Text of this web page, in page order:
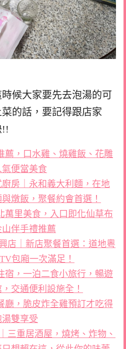
時候大家要先去泡湯的可
的話，要記得跟店家
!!
薦，口水雞、燒雞飯、花雕
便當美食
廚房｜永和義大利麵，在地
燉飯，聚餐約會首選！
萬里美食，入口即化仙草布
伴手禮推薦
店｜新店聚餐首選：道地粵
包廂一次滿足！
宿，一泊二食小旅行，暢遊
交通便利設施全！
廳，脆皮炸全雞預訂才吃得
雙享受
三重居酒屋，燒烤、炸物、